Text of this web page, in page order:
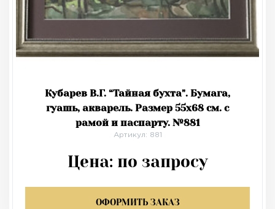
Кубарев В.Г. “Тайная бухта". Бумага,
гуашь, акварель. Размер 55х68 см. с
рамой и паспарту. №881
Артикул: 881
Цена: по запросу
ОФОРМИТЬ ЗАКАЗ